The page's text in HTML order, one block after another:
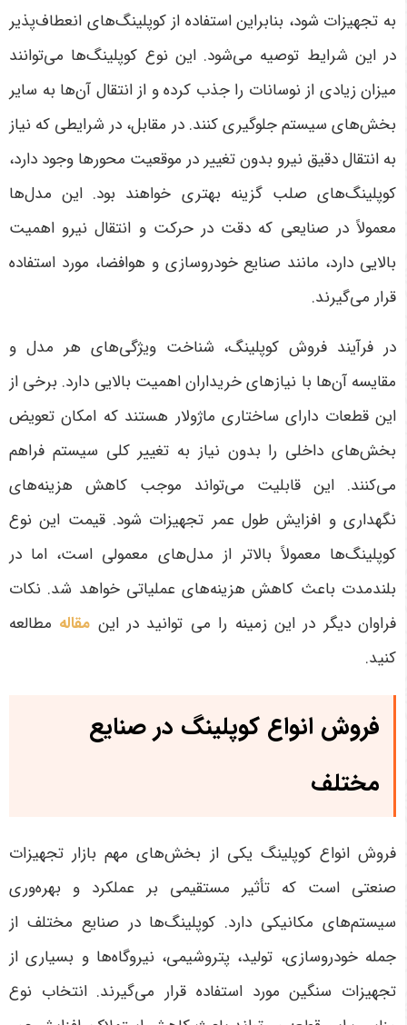
به تجهیزات شود، بنابراین استفاده از کوپلینگ‌های انعطاف‌پذیر
در این شرایط توصیه می‌شود. این نوع کوپلینگ‌ها می‌توانند
میزان زیادی از نوسانات را جذب کرده و از انتقال آن‌ها به سایر
بخش‌های سیستم جلوگیری کنند. در مقابل، در شرایطی که نیاز
به انتقال دقیق نیرو بدون تغییر در موقعیت محورها وجود دارد،
کوپلینگ‌های صلب گزینه بهتری خواهند بود. این مدل‌ها
معمولاً در صنایعی که دقت در حرکت و انتقال نیرو اهمیت
بالایی دارد، مانند صنایع خودروسازی و هوافضا، مورد استفاده
قرار می‌گیرند.
در فرآیند فروش کوپلینگ، شناخت ویژگی‌های هر مدل و
مقایسه آن‌ها با نیازهای خریداران اهمیت بالایی دارد. برخی از
این قطعات دارای ساختاری ماژولار هستند که امکان تعویض
بخش‌های داخلی را بدون نیاز به تغییر کلی سیستم فراهم
می‌کنند. این قابلیت می‌تواند موجب کاهش هزینه‌های
نگهداری و افزایش طول عمر تجهیزات شود. قیمت این نوع
کوپلینگ‌ها معمولاً بالاتر از مدل‌های معمولی است، اما در
بلندمدت باعث کاهش هزینه‌های عملیاتی خواهد شد. نکات
فراوان دیگر در این زمینه را می توانید در این مقاله مطالعه
کنید.
فروش انواع کوپلینگ در صنایع
مختلف
فروش انواع کوپلینگ یکی از بخش‌های مهم بازار تجهیزات
صنعتی است که تأثیر مستقیمی بر عملکرد و بهره‌وری
سیستم‌های مکانیکی دارد. کوپلینگ‌ها در صنایع مختلف از
جمله خودروسازی، تولید، پتروشیمی، نیروگاه‌ها و بسیاری از
تجهیزات سنگین مورد استفاده قرار می‌گیرند. انتخاب نوع